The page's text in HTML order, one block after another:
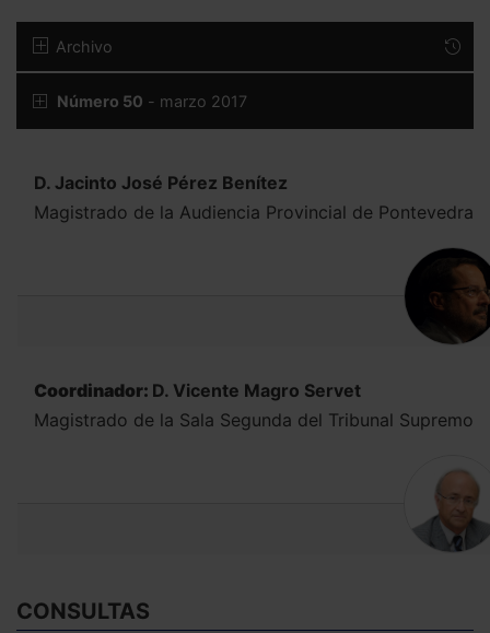
Archivo
Número 50 - marzo 2017
D. Jacinto José Pérez Benítez
Magistrado de la Audiencia Provincial de Pontevedra
Coordinador: D. Vicente Magro Servet
Magistrado de la Sala Segunda del Tribunal Supremo
CONSULTAS